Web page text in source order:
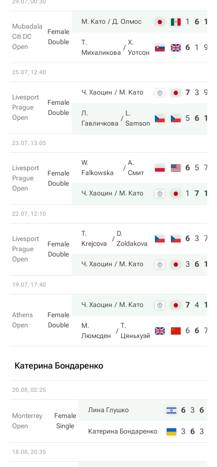
29.07, 00:30
Mubadala
Citi DC
Open
Female
Double
М. Като Д. Олмос 1 6 11
Т.
Михаликова
Х.
Уотсон
6 1 9
25.07, 12:40
Livesport
Prague
Open
Female
Double
Ч. Хаоцин М. Като 7 3 9
Л.
Гавличкова
L.
Samson
5 6 11
23.07, 13:05
Livesport
Prague
Open
Female
Double
W.
Falkowska
А.
Смит
6 5 7
Ч. Хаоцин М. Като 1 7 10
22.07, 12:10
Livesport
Prague
Open
Female
Double
T.
Krejcova
D.
Zoldakova
6 3 7
Ч. Хаоцин М. Като 3 6 10
19.07, 17:40
Athens
Open
Female
Double
Ч. Хаоцин М. Като 7 4 10
М.
Люмсден
Т.
Цяньхуэй
6 6 7
Катерина Бондаренко
20.08, 02:25
Monterrey
Open
Female
Single
Лина Глушко 6 3 6
Катерина Бондаренко 3 6 3
18.08, 20:35